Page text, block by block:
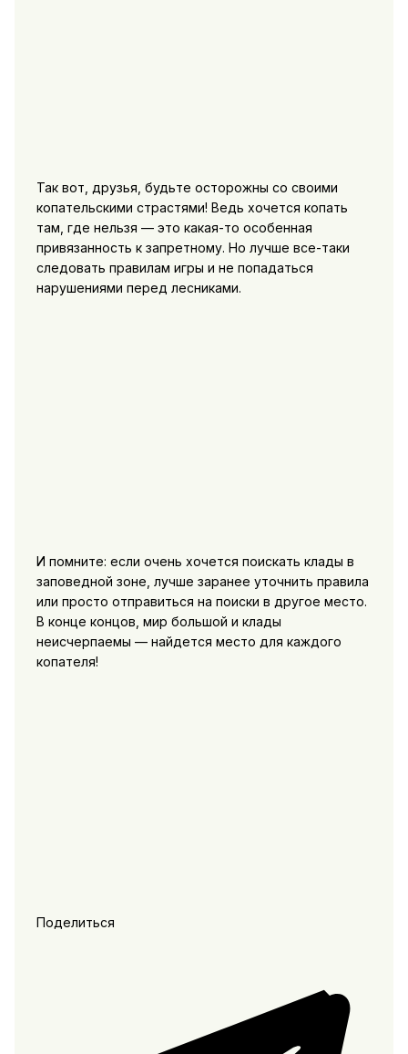
Так вот, друзья, будьте осторожны со своими
копательскими страстями! Ведь хочется копать
там, где нельзя — это какая-то особенная
привязанность к запретному. Но лучше все-таки
следовать правилам игры и не попадаться
нарушениями перед лесниками.
И помните: если очень хочется поискать клады в
заповедной зоне, лучше заранее уточнить правила
или просто отправиться на поиски в другое место.
В конце концов, мир большой и клады
неисчерпаемы — найдется место для каждого
копателя!
Поделиться